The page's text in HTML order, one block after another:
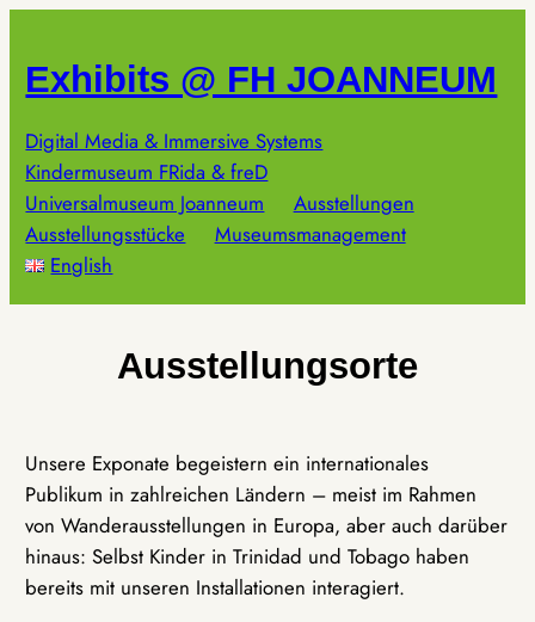
springen
Exhibits @ FH JOANNEUM
Digital Media & Immersive Systems
Kindermuseum FRida & freD
Universalmuseum Joanneum
Ausstellungen
Ausstellungsstücke
Museumsmanagement
English
Ausstellungsorte
Unsere Exponate begeistern ein internationales
Publikum in zahlreichen Ländern – meist im Rahmen
von Wanderausstellungen in Europa, aber auch darüber
hinaus: Selbst Kinder in Trinidad und Tobago haben
bereits mit unseren Installationen interagiert.